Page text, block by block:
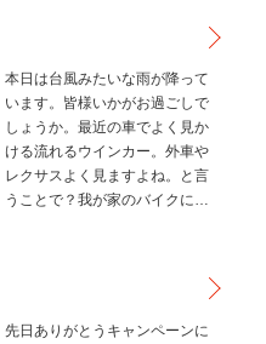
してのご相談も受…
本日は台風みたいな雨が降って
います。皆様いかがお過ごしで
しょうか。最近の車でよく見か
ける流れるウインカー。外車や
レクサスよく見ますよね。と言
うことで？我が家のバイクにも
くならな…
先日ありがとうキャンペーンに